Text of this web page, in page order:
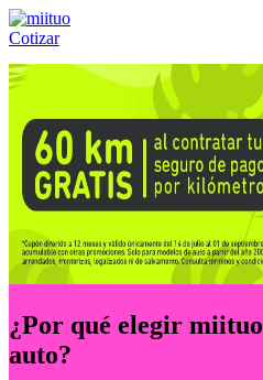
Cotizar
Llámanos al:(55) 84-21-05-00 ó
¿Por qué elegir miituo
auto?